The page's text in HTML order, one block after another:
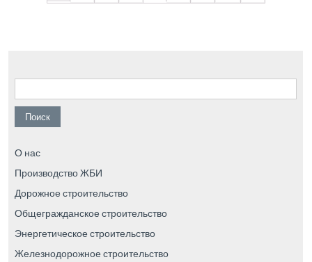
Найти:
О нас
Производство ЖБИ
Дорожное строительство
Общегражданское строительство
Энергетическое строительство
Железнодорожное строительство